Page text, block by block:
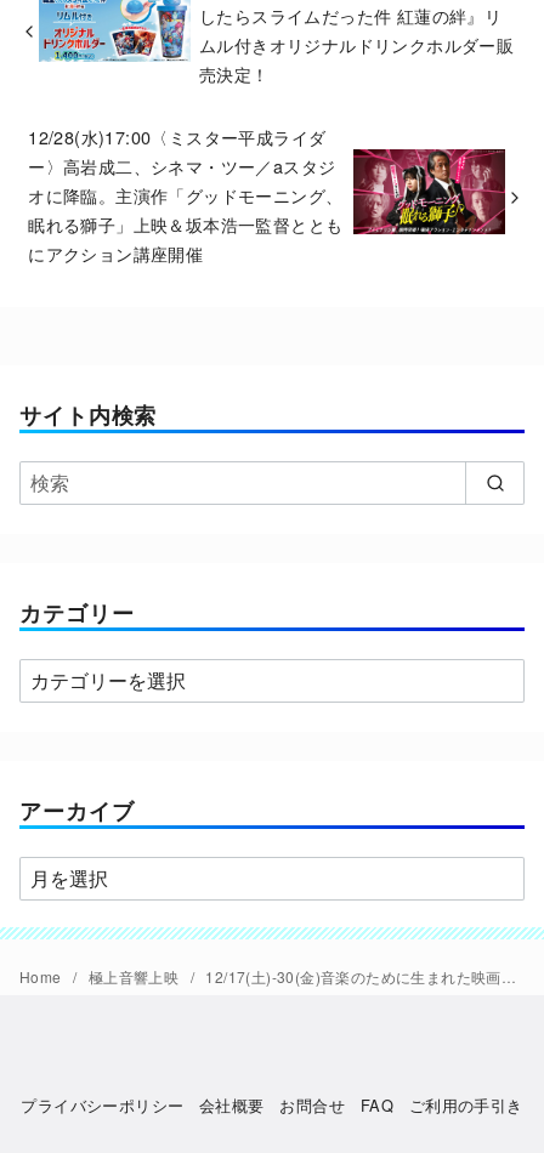
したらスライムだった件 紅蓮の絆』リ
ムル付きオリジナルドリンクホルダー販
売決定！
12/28(水)17:00〈ミスター平成ライダ
ー〉高岩成二、シネマ・ツー／aスタジ
オに降臨。主演作「グッドモーニング、
眠れる獅子」上映＆坂本浩一監督ととも
にアクション講座開催
サイト内検索
カテゴリー
カ
テ
ー
アーカイブ
ア
ー
カ
イ
Home 極上音響上映 12/17(土)-30(金)音楽のために生まれた映画館シネマシティが贈るホリデイの贈り物『ボヘミアン・ラプソディ』『グレイテスト・ショーマン』【極音】復活
プライバシーポリシー 会社概要 お問合せ FAQ ご利用の手引き